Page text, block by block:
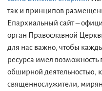
так и принципов
Епархиальный сайт –
орган Православной
для нас важно, чтобы
ресурса имел возможность
обширной деятельностью,
священнослужители,